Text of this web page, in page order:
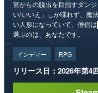
宮からの脱出を目指すダン
い/いいえ」しか喋れず、魔
い人形になっていて、僧侶
選ぶのは、あなたです。
インディー RPG
リリース日：2026年第4